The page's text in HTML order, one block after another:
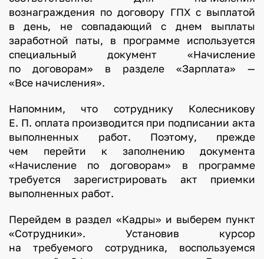
вознаграждения по договору ГПХ с выплатой
в день, не совпадающий с днем выплаты
заработной паты, в программе используется
специальный документ «Начисление
по договорам» в разделе «Зарплата» —
«Все начисления».
Напомним, что сотруднику Колесникову
Е. П. оплата производится при подписании акта
выполненных работ. Поэтому, прежде
чем перейти к заполнению документа
«Начисление по договорам» в программе
требуется зарегистрировать акт приемки
выполненных работ.
Перейдем в раздел «Кадры» и выберем пункт
«Сотрудники». Установив курсор
на требуемого сотрудника, воспользуемся